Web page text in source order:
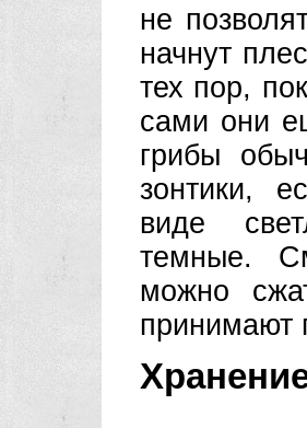
не
начнут
тех пор,
сами они
грибы
зонтики,
виде
темные.
можно